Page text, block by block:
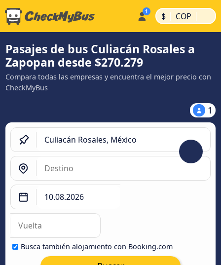
$ | COP |
Pasajes de bus Culiacán Rosales a
Zapopan desde $270.279
Compara todas las empresas y encuentra el mejor precio con
CheckMyBus
1
Busca también alojamiento con Booking.com